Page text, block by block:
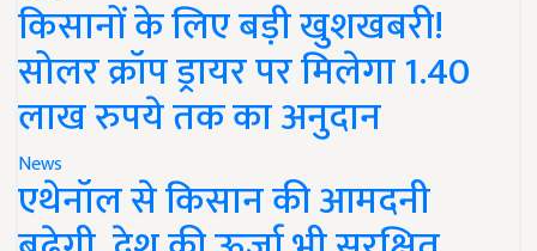
किसानों के लिए बड़ी खुशखबरी!
सोलर क्रॉप ड्रायर पर मिलेगा 1.40
लाख रुपये तक का अनुदान
News
एथेनॉल से किसान की आमदनी